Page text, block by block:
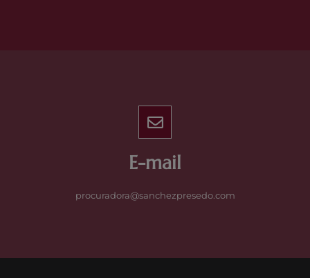
E-mail
procuradora@sanchezpresedo.com